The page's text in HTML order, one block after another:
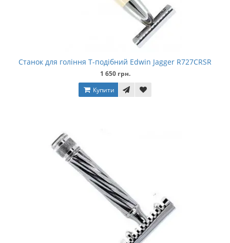
Станок для гоління Т-подібний Edwin Jagger R727CRSR
1 650 грн.
Купити